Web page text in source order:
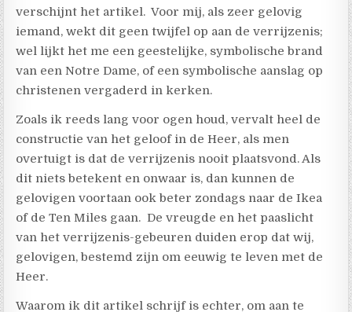
verschijnt het artikel. Voor mij, als zeer gelovig
iemand, wekt dit geen twijfel op aan de verrijzenis;
wel lijkt het me een geestelijke, symbolische brand
van een Notre Dame, of een symbolische aanslag op
christenen vergaderd in kerken.
Zoals ik reeds lang voor ogen houd, vervalt heel de
constructie van het geloof in de Heer, als men
overtuigt is dat de verrijzenis nooit plaatsvond. Als
dit niets betekent en onwaar is, dan kunnen de
gelovigen voortaan ook beter zondags naar de Ikea
of de Ten Miles gaan. De vreugde en het paaslicht
van het verrijzenis-gebeuren duiden erop dat wij,
gelovigen, bestemd zijn om eeuwig te leven met de
Heer.
Waarom ik dit artikel schrijf is echter, om aan te